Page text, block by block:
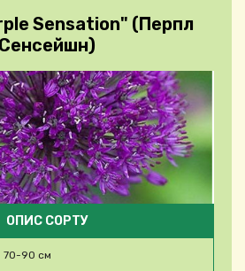
Sensation" (Перпл
Сенсейшн)
ОПИС СОРТУ
70-90 см